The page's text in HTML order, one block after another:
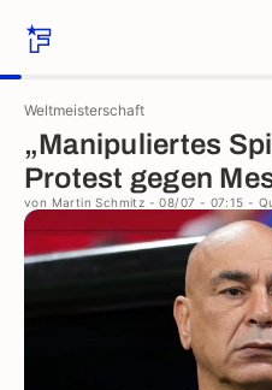
Weltmeisterschaft
„Manipuliertes
Protest gegen
von Martin Schmitz - 08/07 - 07:15 -